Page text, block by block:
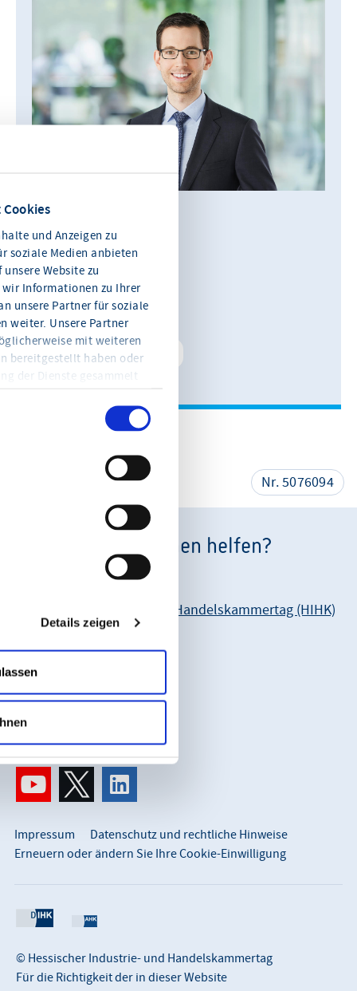
und Anzeigen zu
soziale Medien anbieten
Website zu
Informationen zu Ihrer
unsere Partner für soziale
weiter. Unsere Partner
mit weiteren
bereitgestellt haben oder
der Dienste gesammelt
Informationen und die
Details zeigen
Alexander Rackwitz
Leiter Kommunikation
0611 360 115-11
E-Mail schreiben
Kontakt speichern
Nr. 5076094
Wie können wir Ihnen helfen?
Unsere Anschrift:
Hessischer Industrie- und Handelskammertag (HIHK)
Karl-Glässing-Straße 8
65183 Wiesbaden
0611 360 115-0
© Hessischer Industrie- und Handelskammertag
Für die Richtigkeit der in dieser Website
Impressum
Datenschutz und rechtliche Hinweise
Erneuern oder ändern Sie Ihre Cookie-Einwilligung